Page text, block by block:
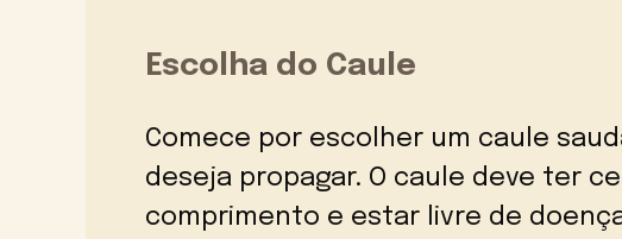
Escolha do Caule
Comece por escolher um caule
deseja propagar. O caule deve ter
comprimento e estar livre de